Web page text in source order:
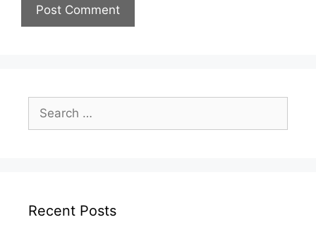
Search
for:
Recent Posts